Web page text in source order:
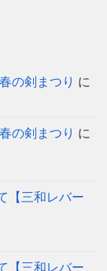
の剣まつり に
の剣まつり に
【三和レバー
【三和レバー